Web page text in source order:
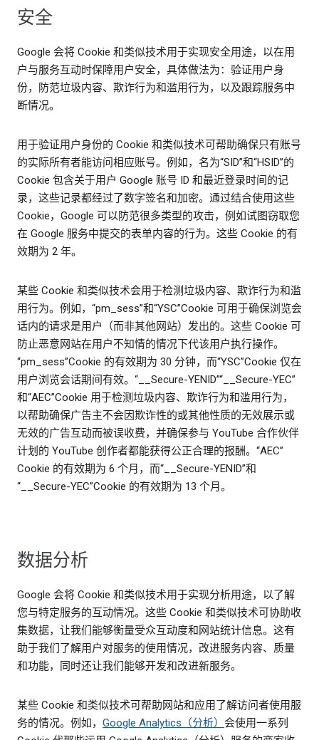
安全
Google 会将 Cookie 和类似技术用于实现安全用途，以在用
户与服务互动时保障用户安全，具体做法为：验证用户身
份，防范垃圾内容、欺诈行为和滥用行为，以及跟踪服务中
断情况。
用于验证用户身份的 Cookie 和类似技术可帮助确保只有账号
的实际所有者能访问相应账号。例如，名为“SID”和“HSID”的
Cookie 包含关于用户 Google 账号 ID 和最近登录时间的记
录，这些记录都经过了数字签名和加密。通过结合使用这些
Cookie，Google 可以防范很多类型的攻击，例如试图窃取您
在 Google 服务中提交的表单内容的行为。这些 Cookie 的有
效期为 2 年。
某些 Cookie 和类似技术会用于检测垃圾内容、欺诈行为和滥
用行为。例如，“pm_sess”和“YSC”Cookie 可用于确保浏览会
话内的请求是用户（而非其他网站）发出的。这些 Cookie 可
防止恶意网站在用户不知情的情况下代该用户执行操作。
“pm_sess”Cookie 的有效期为 30 分钟，而“YSC”Cookie 仅在
用户浏览会话期间有效。“__Secure-YENID”“__Secure-YEC”
和“AEC”Cookie 用于检测垃圾内容、欺诈行为和滥用行为，
以帮助确保广告主不会因欺诈性的或其他性质的无效展示或
无效的广告互动而被误收费，并确保参与 YouTube 合作伙伴
计划的 YouTube 创作者都能获得公正合理的报酬。“AEC”
Cookie 的有效期为 6 个月，而“__Secure-YENID”和
“__Secure-YEC”Cookie 的有效期为 13 个月。
数据分析
Google 会将 Cookie 和类似技术用于实现分析用途，以了解
您与特定服务的互动情况。这些 Cookie 和类似技术可协助收
集数据，让我们能够衡量受众互动度和网站统计信息。这有
助于我们了解用户对服务的使用情况，改进服务内容、质量
和功能，同时还让我们能够开发和改进新服务。
某些 Cookie 和类似技术可帮助网站和应用了解访问者使用服
务的情况。例如， Google Analytics（分析） 会使用一系列